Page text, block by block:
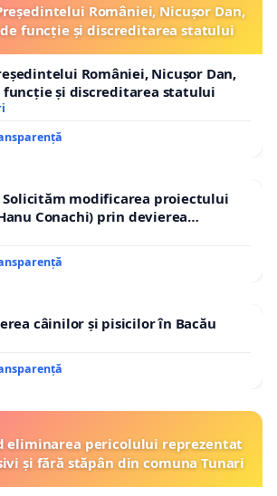
României, Nicușor Dan,
funcție și discreditarea statului
României, Nicușor Dan,
funcție și discreditarea statului
modificarea proiectului
Conachi) prin devierea
localităților!
câinilor și pisicilor în Bacău
eliminarea pericolului reprezentat
și fără stăpân din comuna Tunari